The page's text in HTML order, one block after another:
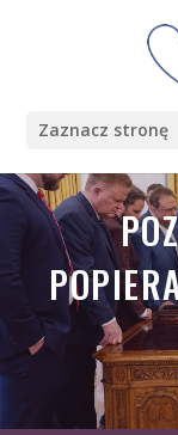
Zaznacz stronę